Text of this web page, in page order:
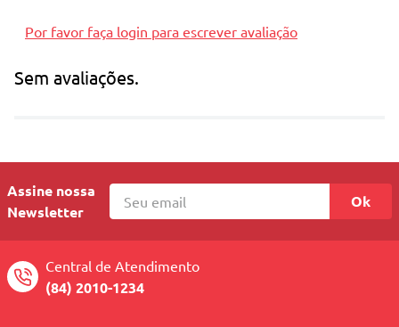
Por favor faça login para escrever avaliação
Sem avaliações.
Assine nossa
Newsletter
Ok
Central de Atendimento
(84) 2010-1234